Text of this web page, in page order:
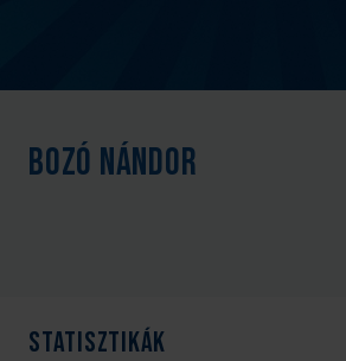
Bozó Nándor
Statisztikák